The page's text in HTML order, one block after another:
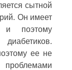
сытной
Он имеет
и поэтому
ее не